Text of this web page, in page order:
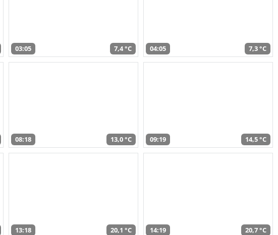
03:05 7,4 °C 04:05 7,3 °C
08:18 13,0 °C 09:19 14,5 °C
13:18 20,1 °C 14:19 20,7 °C